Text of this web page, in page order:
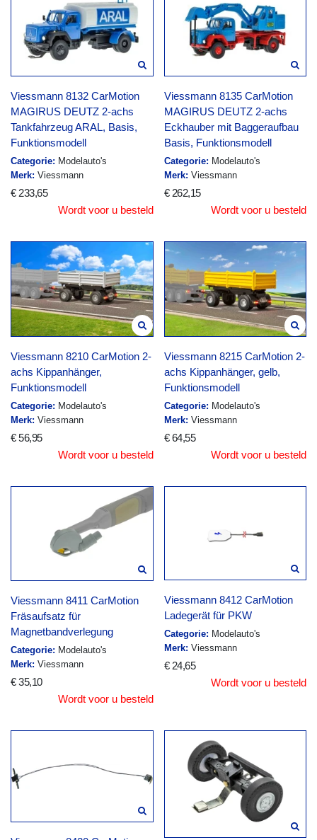
Viessmann 8132 CarMotion
MAGIRUS DEUTZ 2-achs
Tankfahrzeug ARAL, Basis,
Funktionsmodell
Categorie: Modelauto's
Merk: Viessmann
€ 233,65
Wordt voor u besteld
Viessmann 8135 CarMotion
MAGIRUS DEUTZ 2-achs
Eckhauber mit Baggeraufbau
Basis, Funktionsmodell
Categorie: Modelauto's
Merk: Viessmann
€ 262,15
Wordt voor u besteld
Viessmann 8210 CarMotion 2-
achs Kippanhänger,
Funktionsmodell
Categorie: Modelauto's
Merk: Viessmann
€ 56,95
Wordt voor u besteld
Viessmann 8215 CarMotion 2-
achs Kippanhänger, gelb,
Funktionsmodell
Categorie: Modelauto's
Merk: Viessmann
€ 64,55
Wordt voor u besteld
Viessmann 8411 CarMotion
Fräsaufsatz für
Magnetbandverlegung
Categorie: Modelauto's
Merk: Viessmann
€ 35,10
Wordt voor u besteld
Viessmann 8412 CarMotion
Ladegerät für PKW
Categorie: Modelauto's
Merk: Viessmann
€ 24,65
Wordt voor u besteld